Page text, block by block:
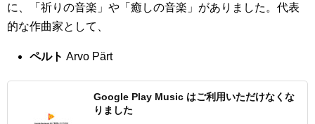
に、「祈りの音楽」や「癒しの音楽」がありました。代表
的な作曲家として、
ペルト Arvo Pärt
Google Play Music はご利用いただけなくな
りました